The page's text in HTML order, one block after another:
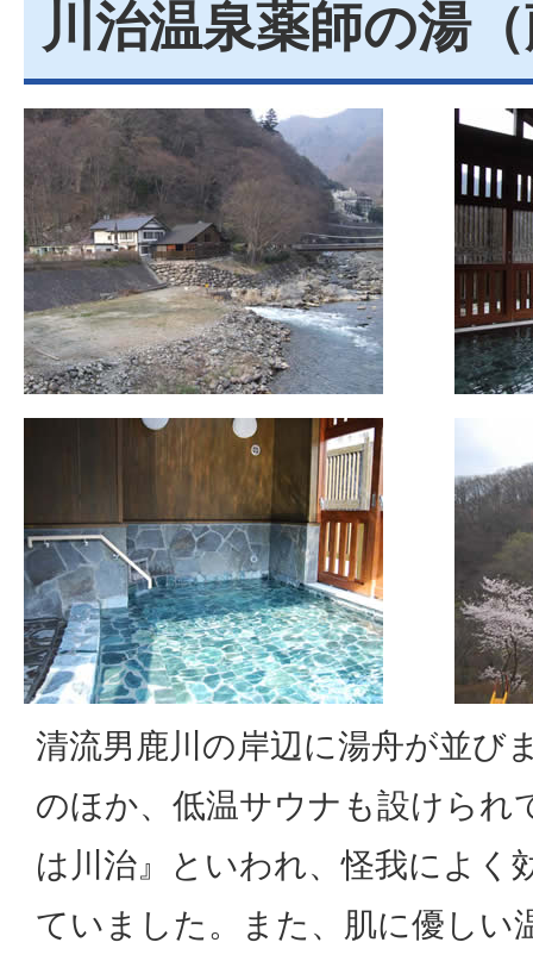
川治温泉薬師の湯
清流男鹿川の岸辺に湯舟が並び
のほか、低温サウナも設けられ
は川治』といわれ、怪我によく
ていました。また、肌に優しい